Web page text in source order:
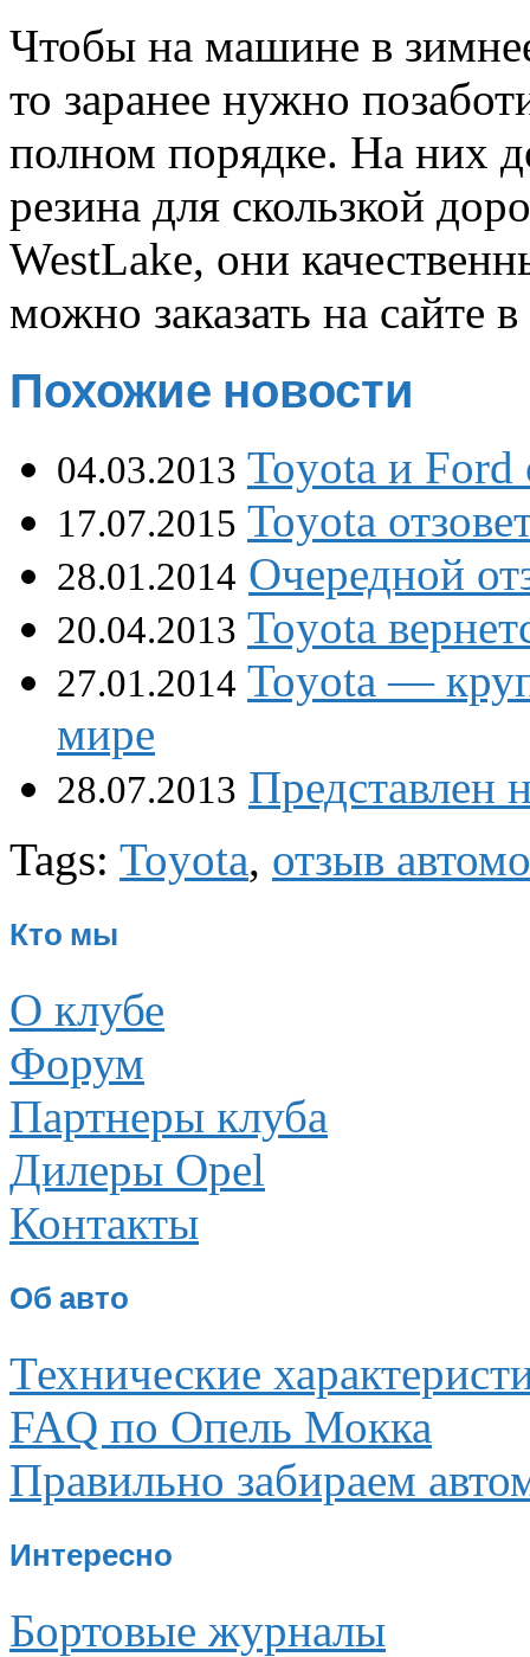
Чтобы на машине в
то заранее нужно
полном порядке. На них
резина для скользкой
WestLake, они
можно заказать на сайте
Похожие новости
04.03.2013 Toyota и Ford
17.07.2015 Toyota
28.01.2014 Очередной
20.04.2013 Toyota
27.01.2014 Toyota —
мире
28.07.2013 Представлен
Tags: Toyota, отзыв
Кто мы
О клубе
Форум
Партнеры клуба
Дилеры Opel
Контакты
Об авто
Технические
FAQ по Опель Мокка
Правильно забираем
Интересно
Бортовые журналы